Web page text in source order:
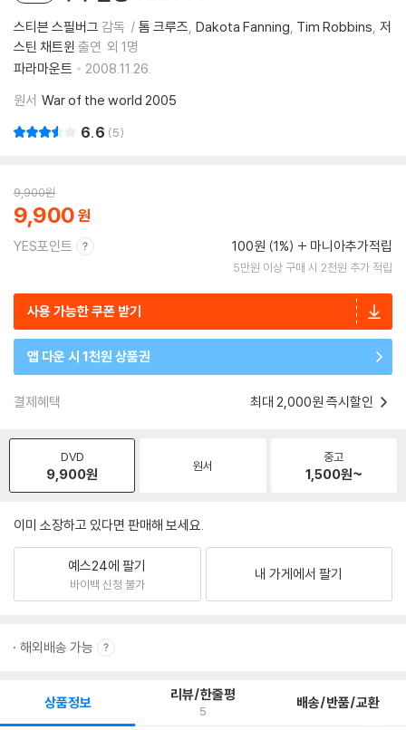
스티븐 스필버그 감독 톰 크루즈 Dakota Fanning Tim Robbins 저
스틴 채트윈 출연 외 1명
파라마운트
2008.11.26.
원서 War of the world 2005
6.6 5
9,900원
9,900
YES포인트 100원 (1%) 마니아추가적립
5만원 이상 구매 시 2천원 추가 적립
사용 가능한 쿠폰 받기
앱 다운 시 1천원 상품권
결제혜택 최대 2,000원 즉시할인
DVD
9,900원 원서
중고
1,500원~
이미 소장하고 있다면 판매해 보세요.
예스24에 팔기
바이백 신청 불가
내 가게에서 팔기
해외배송 가능
상품정보 리뷰/한줄평
5 배송/반품/교환